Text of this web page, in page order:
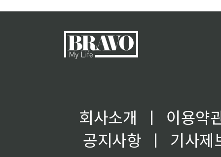
회사소개 ㅣ
이용약
공지사항
ㅣ
기사제